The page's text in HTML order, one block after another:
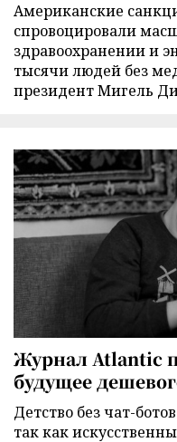
Американские
спровоцировали
здравоохранении и
тысячи людей без
президент Мигель
Журнал Atlantic
будущее
Детство без чат-
так как